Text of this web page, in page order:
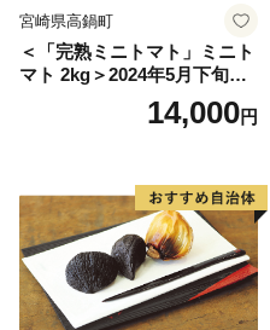
宮崎県高鍋町
＜「完熟ミニトマト」ミニト
マト 2kg＞2024年5月下旬迄
に順次出荷 野菜ソムリエサ
ミット アルル・リリカ共に
県 高鍋町産 産地直送 有機肥
料使用 高糖度 西森農園
14,000円